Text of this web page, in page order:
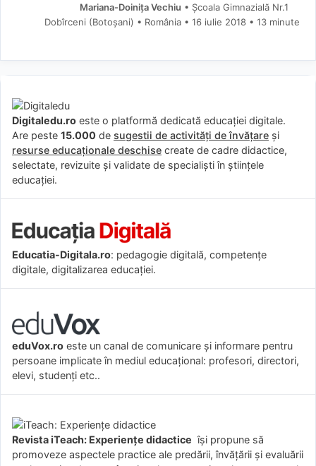
Mariana-Doinița Vechiu • Școala Gimnazială Nr.1
Dobîrceni (Botoșani) • România
16 iulie 2018 • 13 minute
Digitaledu.ro este o platformă dedicată educației digitale.
Are peste 15.000 de sugestii de activități de învățare și
resurse educaționale deschise create de cadre didactice,
selectate, revizuite și validate de specialiști în științele
educației.
Educatia-Digitala.ro: pedagogie digitală, competențe
digitale, digitalizarea educației.
eduVox.ro este un canal de comunicare și informare pentru
persoane implicate în mediul educațional: profesori, directori,
elevi, studenți etc..
Revista iTeach: Experienţe didactice îşi propune să
promoveze aspectele practice ale predării, învăţării şi evaluării